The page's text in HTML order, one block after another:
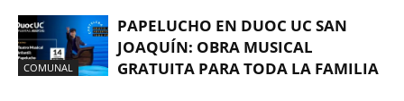
COMUNAL
PAPELUCHO EN DUOC UC SAN
JOAQUÍN: OBRA MUSICAL
GRATUITA PARA TODA LA FAMILIA